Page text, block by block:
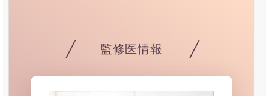
監修医情報